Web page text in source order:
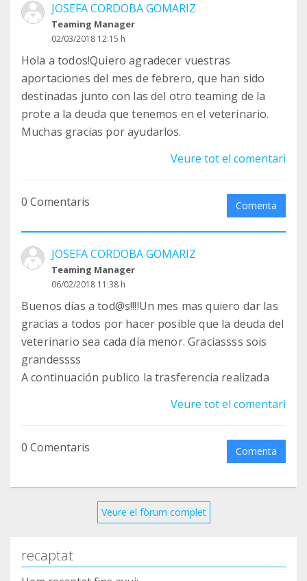
JOSEFA CORDOBA GOMARIZ
Teaming Manager
02/03/2018 12:15 h
Hola a todos!Quiero agradecer vuestras
aportaciones del mes de febrero, que han sido
destinadas junto con las del otro teaming de la
prote a la deuda que tenemos en el veterinario.
Muchas gracias por ayudarlos.
Veure tot el comentari
0 Comentaris Comenta
JOSEFA CORDOBA GOMARIZ
Teaming Manager
06/02/2018 11:38 h
Buenos días a tod@s!!!!Un mes mas quiero dar las
gracias a todos por hacer posible que la deuda del
veterinario sea cada día menor. Graciassss sois
grandessss
A continuación publico la trasferencia realizada
Veure tot el comentari
0 Comentaris Comenta
Veure el fòrum complet
recaptat